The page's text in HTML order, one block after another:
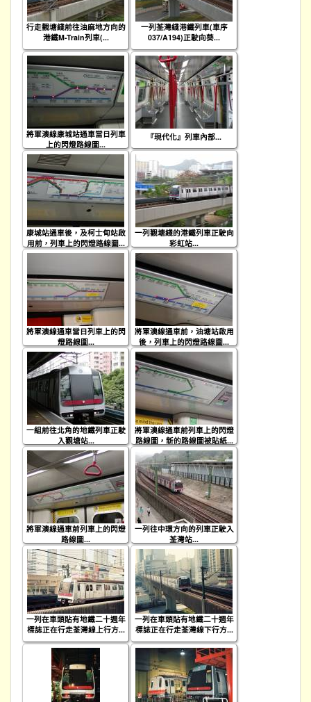
行走觀塘綫前往油麻地方向的
港鐵M-Train列車(...
一列荃灣綫港鐵列車(車序
037/A194)正駛向葵...
將軍澳線康城站通車當日列車
上的閃燈路線圖...
『現代化』列車內部...
康城站通車後，及柯士甸站啟
用前，列車上的閃燈路線圖...
一列觀塘綫的港鐵列車正駛向
彩虹站...
將軍澳線通車當日列車上的閃
燈路線圖...
將軍澳線通車前，油塘站啟用
後，列車上的閃燈路線圖...
一組前往北角的地鐵列車正駛
入觀塘站...
將軍澳線通車前列車上的閃燈
路線圖，新的路線圖被貼紙...
將軍澳線通車前列車上的閃燈
路線圖...
一列往中環方向的列車正駛入
荃灣站...
一列在車頭貼有地鐵二十週年
標誌正在行走荃灣線上行方...
一列在車頭貼有地鐵二十週年
標誌正在行走荃灣線下行方...